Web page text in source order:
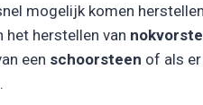
mogelijk komen
het herstellen van
een schoorsteen of als